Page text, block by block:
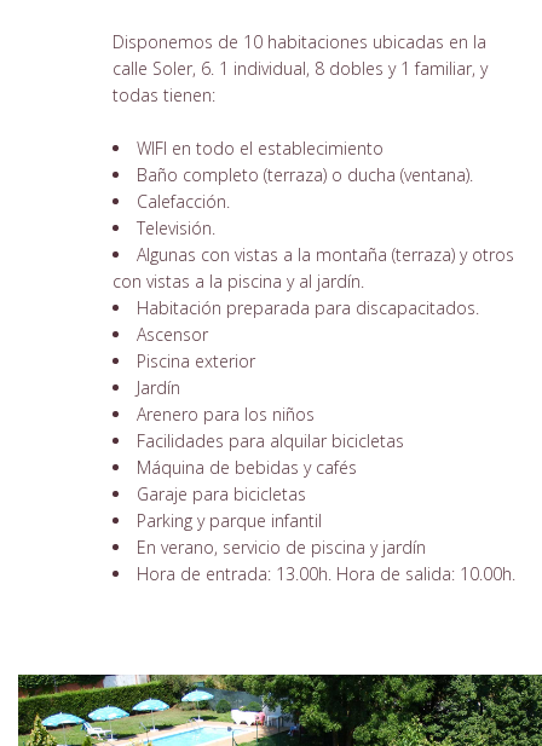
Disponemos de 10 habitaciones ubicadas en la
calle Soler, 6. 1 individual, 8 dobles y 1 familiar, y
todas tienen:
WIFI en todo el establecimiento
Baño completo (terraza) o ducha (ventana).
Calefacción.
Televisión.
Algunas con vistas a la montaña (terraza) y otros
con vistas a la piscina y al jardín.
Habitación preparada para discapacitados.
Ascensor
Piscina exterior
Jardín
Arenero para los niños
Facilidades para alquilar bicicletas
Máquina de bebidas y cafés
Garaje para bicicletas
Parking y parque infantil
En verano, servicio de piscina y jardín
Hora de entrada: 13.00h. Hora de salida: 10.00h.